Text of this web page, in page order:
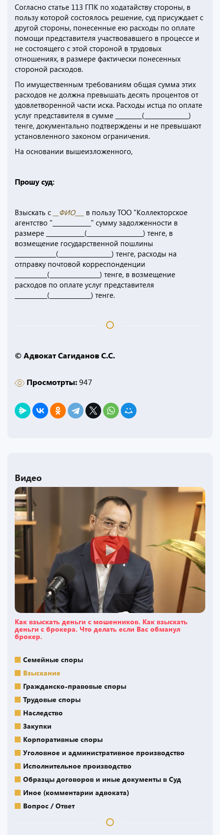
Согласно статье 113 ГПК по ходатайству стороны, в
пользу которой состоялось решение, суд присуждает с
другой стороны, понесенные ею расходы по оплате
помощи представителя участвовавшего в процессе и
не состоящего с этой стороной в трудовых
отношениях, в размере фактически понесенных
стороной расходов.
По имущественным требованиям общая сумма этих
расходов не должна превышать десять процентов от
удовлетворенной части иска. Расходы истца по оплате
услуг представителя в сумме _________(_______________)
тенге, документально подтверждены и не превышают
установленного законом ограничения.
На основании вышеизложенного,
Прошу суд:
Взыскать с __ФИО___ в пользу ТОО "Коллекторское
агентство "_____________" сумму задолженности в
размере _____________(___________________) тенге, в
возмещение государственной пошлины
______________(__________________) тенге, расходы на
отправку почтовой корреспонденции
___________(_________________) тенге, в возмещение
расходов по оплате услуг представителя
___________(______________) тенге.
© Адвокат Сагиданов С.С.
Просмотрты:947
Видео
Как взыскать деньги с мошенников. Как взыскать
деньги с брокера. Что делать если Вас обманул
брокер.
Семейные споры
Взыскание
Гражданско-правовые споры
Трудовые споры
Наследство
Закупки
Корпоративные споры
Уголовное и административное производство
Исполнительное производство
Образцы договоров и иные документы в Суд
Иное (комментарии адвоката)
Вопрос / Ответ